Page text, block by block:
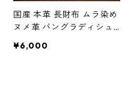
国産 本革 長財布 ムラ染め
ヌメ革 バングラディシュ
黒 l190 レザー 革財布 ハン
¥6,000